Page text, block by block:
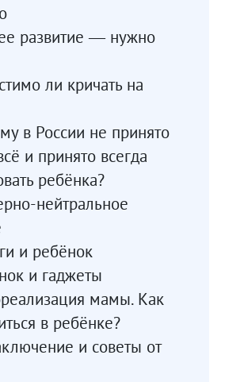
развитие — нужно
ли кричать на
в России не принято
и принято всегда
ребёнка?
нейтральное
и ребёнок
и гаджеты
мамы. Как
в ребёнке?
и советы от